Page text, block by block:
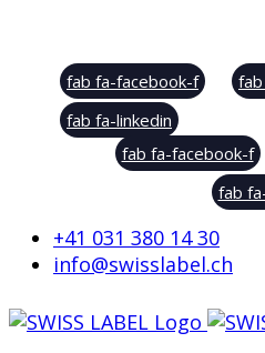
fab fa-facebook-f
fab fa-linkedin
fab fa-facebook-f
fab
+41 031 380 14 30
info@swisslabel.ch